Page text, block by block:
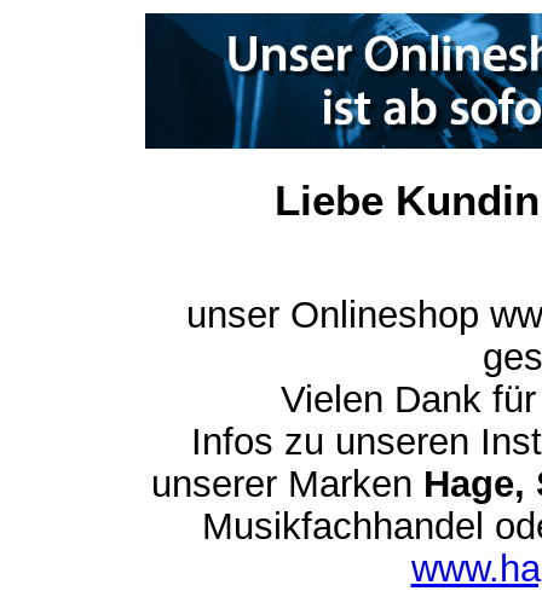
Liebe
unser Onlineshop
Vielen Dank
Infos zu unseren
unserer Marken Hage,
Musikfachhandel